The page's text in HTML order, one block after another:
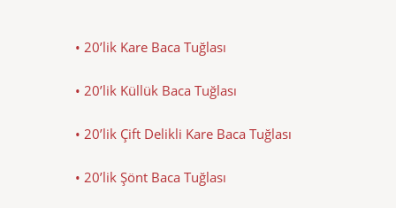
• 20’lik Kare Baca Tuğlası
• 20’lik Küllük Baca Tuğlası
• 20’lik Çift Delikli Kare Baca Tuğlası
• 20’lik Şönt Baca Tuğlası